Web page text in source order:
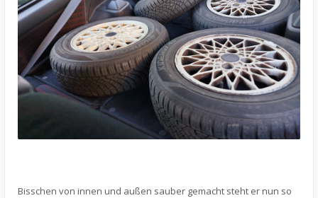
Bisschen von innen und außen sauber gemacht steht er nun so